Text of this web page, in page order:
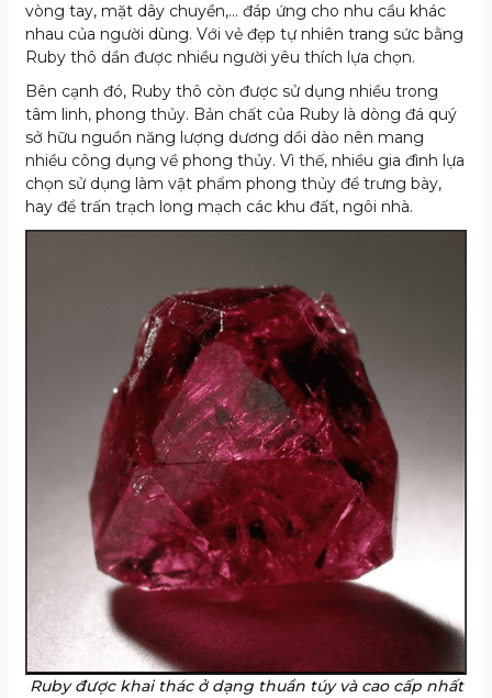
vòng tay, mặt dây chuyền,… đáp ứng cho nhu cầu khác
nhau của người dùng. Với vẻ đẹp tự nhiên trang sức bằng
Ruby thô dần được nhiều người yêu thích lựa chọn.
Bên cạnh đó, Ruby thô còn được sử dụng nhiều trong
tâm linh, phong thủy. Bản chất của Ruby là dòng đá quý
sở hữu nguồn năng lượng dương dồi dào nên mang
nhiều công dụng về phong thủy. Vì thế, nhiều gia đình lựa
chọn sử dụng làm vật phẩm phong thủy để trưng bày,
hay để trấn trạch long mạch các khu đất, ngôi nhà.
Ruby được khai thác ở dạng thuần túy và cao cấp nhất